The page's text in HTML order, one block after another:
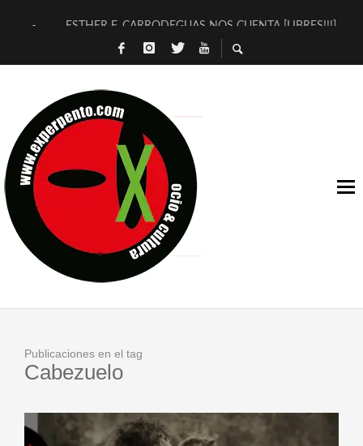
ESTHER F. CARRODEGUAS NOS CUENTA [LIBRES!!!]
[TERRA DE GUAPES] DE SANDRA MONFORT
TIMBRE 4, LA ESCUELA DEL DIRECTOR TEATRAL CLAUDIO
30 AÑOS (NO ES NADA) DE LA KATARSIS DEL TOMATAZO
MILITARES JUDÍAS EN #EXVITA
D’BALDOMEROS REINVENTAN [BITÁCORA 3.0] EN EXVITA
MARSHALL FLASH PRESENTA EN EXVITA [RELATIVA
JOFRE BARDAGÍ EN EXVITA INTERPRETANDO A SERRAT
Publicaciones en el tag
Cabezuelo